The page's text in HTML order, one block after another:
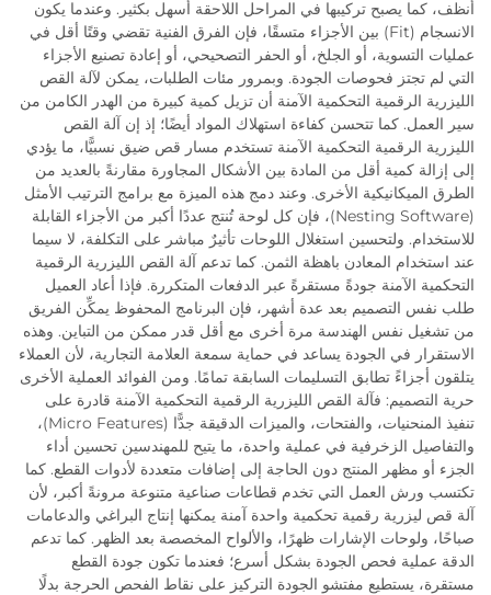
أنظف، كما يصبح تركيبها في المراحل اللاحقة أسهل بكثير. وعندما يكون
الانسجام (Fit) بين الأجزاء متسقًا، فإن الفرق الفنية تقضي وقتًا أقل في
عمليات التسوية، أو الجلخ، أو الحفر التصحيحي، أو إعادة تصنيع الأجزاء
التي لم تجتز فحوصات الجودة. وبمرور مئات الطلبات، يمكن لآلة القص
الليزرية الرقمية التحكمية الآمنة أن تزيل كمية كبيرة من الهدر الكامن من
سير العمل. كما تتحسن كفاءة استهلاك المواد أيضًا؛ إذ إن آلة القص
الليزرية الرقمية التحكمية الآمنة تستخدم مسار قص ضيق نسبيًّا، ما يؤدي
إلى إزالة كمية أقل من المادة بين الأشكال المجاورة مقارنةً بالعديد من
الطرق الميكانيكية الأخرى. وعند دمج هذه الميزة مع برامج الترتيب الأمثل
(Nesting Software)، فإن كل لوحة تُنتج عددًا أكبر من الأجزاء القابلة
للاستخدام. ولتحسين استغلال اللوحات تأثيرٌ مباشر على التكلفة، لا سيما
عند استخدام المعادن باهظة الثمن. كما تدعم آلة القص الليزرية الرقمية
التحكمية الآمنة جودةً مستقرةً عبر الدفعات المتكررة. فإذا أعاد العميل
طلب نفس التصميم بعد عدة أشهر، فإن البرنامج المحفوظ يمكِّن الفريق
من تشغيل نفس الهندسة مرة أخرى مع أقل قدر ممكن من التباين. وهذه
الاستقرار في الجودة يساعد في حماية سمعة العلامة التجارية، لأن العملاء
يتلقون أجزاءً تطابق التسليمات السابقة تمامًا. ومن الفوائد العملية الأخرى
حرية التصميم: فآلة القص الليزرية الرقمية التحكمية الآمنة قادرة على
تنفيذ المنحنيات، والفتحات، والميزات الدقيقة جدًّا (Micro Features)،
والتفاصيل الزخرفية في عملية واحدة، ما يتيح للمهندسين تحسين أداء
الجزء أو مظهر المنتج دون الحاجة إلى إضافات متعددة لأدوات القطع. كما
تكتسب ورش العمل التي تخدم قطاعات صناعية متنوعة مرونةً أكبر، لأن
آلة قص ليزرية رقمية تحكمية واحدة آمنة يمكنها إنتاج البراغي والدعامات
صباحًا، ولوحات الإشارات ظهرًا، والألواح المخصصة بعد الظهر. كما تدعم
الدقة عملية فحص الجودة بشكل أسرع؛ فعندما تكون جودة القطع
مستقرة، يستطيع مفتشو الجودة التركيز على نقاط الفحص الحرجة بدلًا